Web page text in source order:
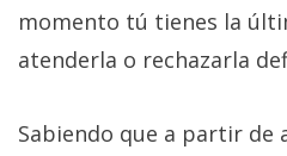
momento tú tienes la
atenderla o rechazarla
Sabiendo que a partir de